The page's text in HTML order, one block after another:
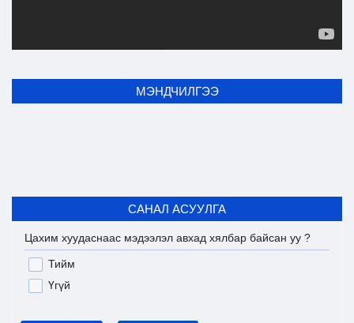
МЭНДЧИЛГЭЭ
САНАЛ АСУУЛГА
Цахим хуудаснаас мэдээлэл авхад хялбар байсан уу ?
Тийм
Үгүй